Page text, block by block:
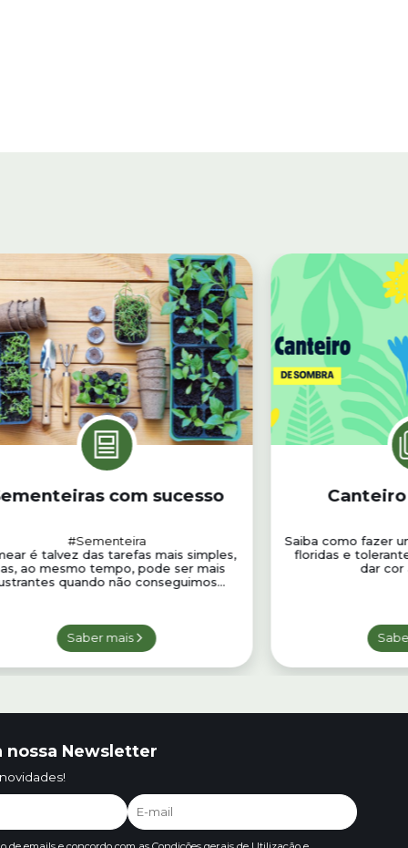
com sucesso
#Sementeira
é talvez das tarefas mais simples,
ao mesmo tempo, pode ser mais
quando não conseguimos...
Saber mais
Saiba como fazer
floridas e
dar cor
nossa Newsletter